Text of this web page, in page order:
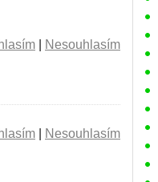
Nesouhlasím
Nesouhlasím